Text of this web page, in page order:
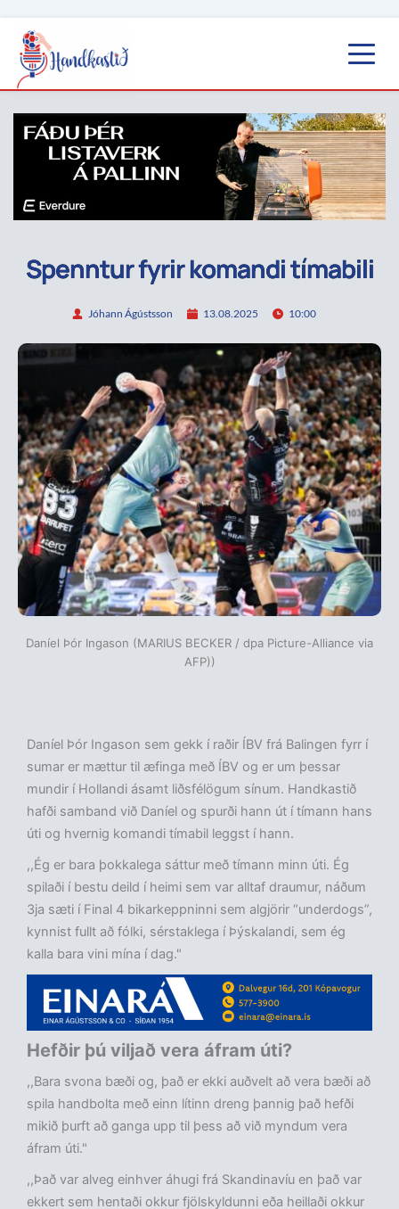
Spenntur fyrir komandi tímabili
Jóhann Ágústsson 13.08.2025 10:00
Daníel Þór Ingason (MARIUS BECKER / dpa Picture-Alliance via
AFP))
Daníel Þór Ingason sem gekk í raðir ÍBV frá Balingen fyrr í
sumar er mættur til æfinga með ÍBV og er um þessar
mundir í Hollandi ásamt liðsfélögum sínum. Handkastið
hafði samband við Daníel og spurði hann út í tímann hans
úti og hvernig komandi tímabil leggst í hann.
,,Ég er bara þokkalega sáttur með tímann minn úti. Ég
spilaði í bestu deild í heimi sem var alltaf draumur, náðum
3ja sæti í Final 4 bikarkeppninni sem algjörir “underdogs”,
kynnist fullt að fólki, sérstaklega í Þýskalandi, sem ég
kalla bara vini mína í dag."
Hefðir þú viljað vera áfram úti?
,,Bara svona bæði og, það er ekki auðvelt að vera bæði að
spila handbolta með einn lítinn dreng þannig það hefði
mikið þurft að ganga upp til þess að við myndum vera
áfram úti."
,,Það var alveg einhver áhugi frá Skandinavíu en það var
ekkert sem hentaði okkur fjölskyldunni eða heillaði okkur